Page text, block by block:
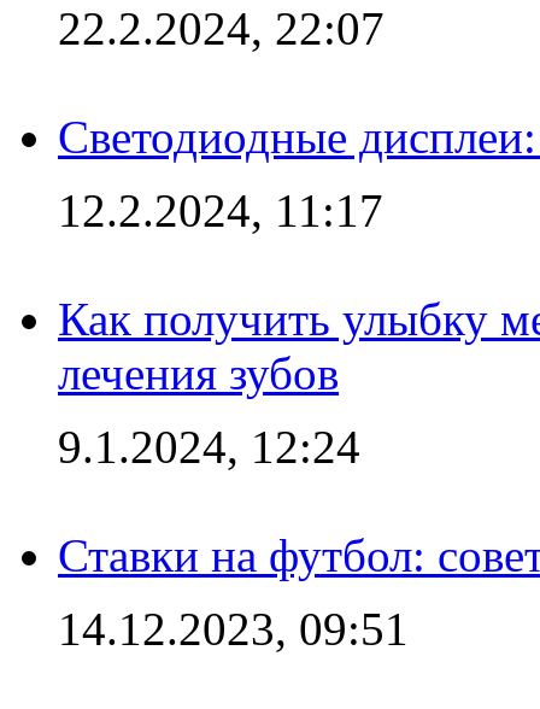
22.2.2024, 22:07
Светодиодные
12.2.2024, 11:17
Как получить улыбку
лечения зубов
9.1.2024, 12:24
Ставки на футбол:
14.12.2023, 09:51